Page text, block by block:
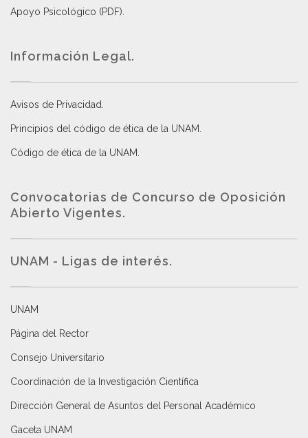
Apoyo Psicológico (PDF)
Información Legal.
Avisos de Privacidad
Principios del código de ética de la UNAM
Código de ética de la UNAM
Convocatorias de Concurso de Oposición
Abierto Vigentes.
UNAM - Ligas de interés.
UNAM
Página del Rector
Consejo Universitario
Coordinación de la Investigación Científica
Dirección General de Asuntos del Personal Académico
Gaceta UNAM